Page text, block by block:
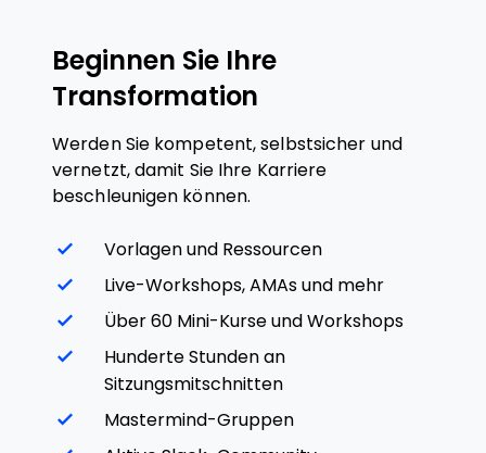
Beginnen Sie Ihre
Transformation
Werden Sie kompetent, selbstsicher und
vernetzt, damit Sie Ihre Karriere
beschleunigen können.
Vorlagen und Ressourcen
Live-Workshops, AMAs und mehr
Über 60 Mini-Kurse und Workshops
Hunderte Stunden an
Sitzungsmitschnitten
Mastermind-Gruppen